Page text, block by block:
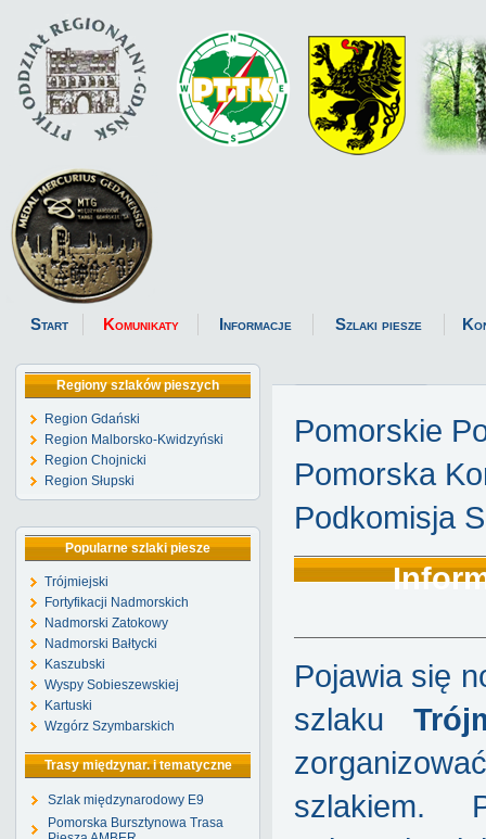
Start Komunikaty Informacje Szlaki piesze
Regiony szlaków pieszych
Region Gdański
Region Malborsko-Kwidzyński
Region Chojnicki
Region Słupski
Popularne szlaki piesze
Trójmiejski
Fortyfikacji Nadmorskich
Nadmorski Zatokowy
Nadmorski Bałtycki
Kaszubski
Wyspy Sobieszewskiej
Kartuski
Wzgórz Szymbarskich
Trasy międzynar. i tematyczne
Szlak międzynarodowy E9
Pomorska Bursztynowa Trasa
Pomorskie
Pomorska
Podkomisja
Pojawia się
szlaku
szlakiem.